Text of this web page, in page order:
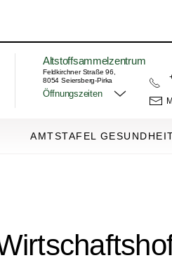
Altstoffsammelzentrum
Feldkirchner Straße 96,
8054 Seiersberg-Pirka
Öffnungszeiten
AMTSTAFEL